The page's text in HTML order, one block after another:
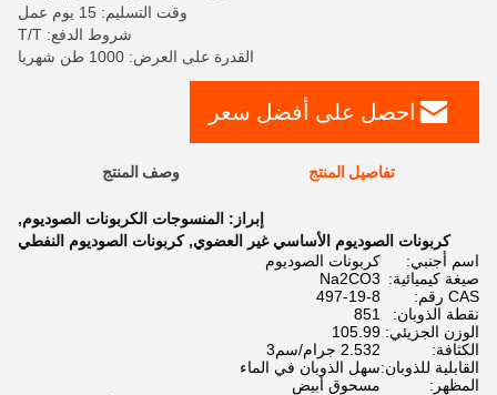
وقت التسليم: 15 يوم عمل
شروط الدفع: T/T
القدرة على العرض: 1000 طن شهريا
احصل على أفضل سعر
تفاصيل المنتج وصف المنتج
إبراز: المنسوجات الكربونات الصوديوم,
كربونات الصوديوم الأساسي غير العضوي,كربونات الصوديوم النفطي
اسم أجنبي:
كربونات الصوديوم
صيغة كيميائية: Na2CO3
CAS رقم:
497-19-8
نقطة الذوبان:
851
الوزن الجزيئي: 105.99
الكثافة:
2.532 جرام/سم3
القابلية للذوبان:سهل الذوبان في الماء
المظهر:
مسحوق أبيض